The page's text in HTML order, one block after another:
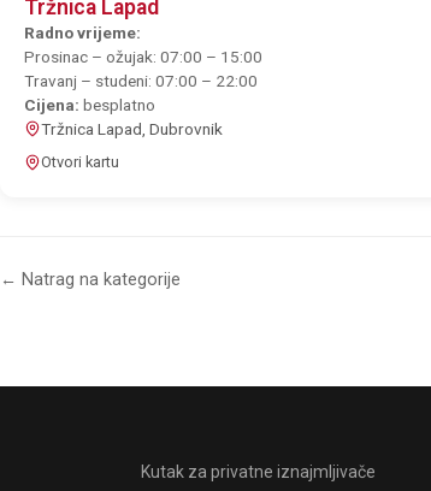
Tržnica Lapad
Radno vrijeme:
Prosinac – ožujak: 07:00 – 15:00
Travanj – studeni: 07:00 – 22:00
Cijena: besplatno
Tržnica Lapad, Dubrovnik
Otvori kartu
← Natrag na kategorije
Kutak za privatne iznajmljivače